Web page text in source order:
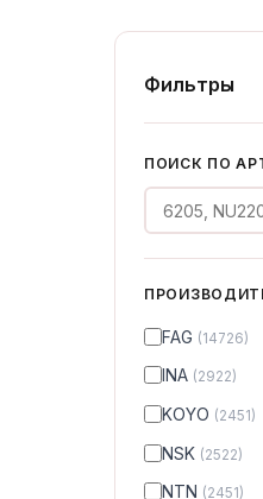
Фильтры
ПОИСК ПО
FAG (14726)
INA (2922)
KOYO (2451)
NSK (2522)
NTN (2451)